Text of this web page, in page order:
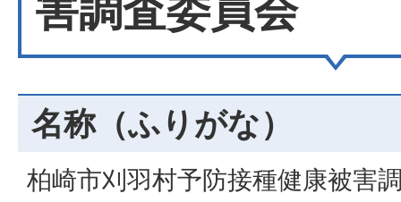
名称（ふりがな）
柏崎市刈羽村予防接種健康被害